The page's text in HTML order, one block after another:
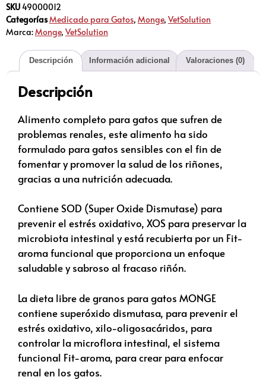
SKU49000012
CategoríasMedicado para Gatos, Monge, VetSolution
Marca:Monge, VetSolution
Descripción Información adicional Valoraciones (0)
Descripción
Alimento completo para gatos que sufren de
problemas renales, este alimento ha sido
formulado para gatos sensibles con el fin de
fomentar y promover la salud de los riñones,
gracias a una nutrición adecuada.
Contiene SOD (Super Oxide Dismutase) para
prevenir el estrés oxidativo, XOS para preservar la
microbiota intestinal y está recubierta por un Fit-
aroma funcional que proporciona un enfoque
saludable y sabroso al fracaso riñón.
La dieta libre de granos para gatos MONGE
contiene superóxido dismutasa, para prevenir el
estrés oxidativo, xilo-oligosacáridos, para
controlar la microflora intestinal, el sistema
funcional Fit-aroma, para crear para enfocar
renal en los gatos.